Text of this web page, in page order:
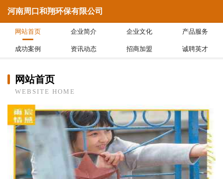
河南周口和翔环保有限公司
网站首页 企业简介 企业文化 产品服务
成功案例 资讯动态 招商加盟 诚聘英才
网站首页
WEBSITE HOME